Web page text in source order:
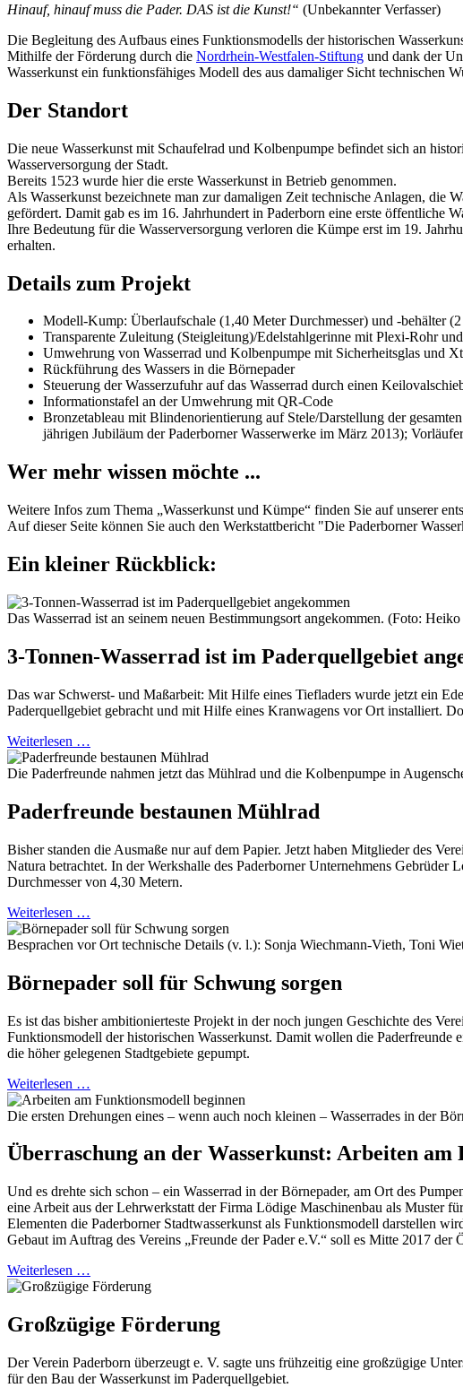
Hinauf, hinauf muss die Pader. DAS ist die Kunst!“ (Unbekannter Verfasser)
Die Begleitung des Aufbaus eines Funktionsmodells der historischen
Mithilfe der Förderung durch die Nordrhein-Westfalen-Stiftung und dank der
Wasserkunst ein funktionsfähiges Modell des aus damaliger Sicht technischen
Der Standort
Die neue Wasserkunst mit Schaufelrad und Kolbenpumpe befindet sich an
Wasserversorgung der Stadt.
Bereits 1523 wurde hier die erste Wasserkunst in Betrieb genommen.
Als Wasserkunst bezeichnete man zur damaligen Zeit technische Anlagen, die
gefördert. Damit gab es im 16. Jahrhundert in Paderborn eine erste öffentliche
Ihre Bedeutung für die Wasserversorgung verloren die Kümpe erst im 19.
erhalten.
Details zum Projekt
Modell-Kump: Überlaufschale (1,40 Meter Durchmesser) und -behälter
Transparente Zuleitung (Steigleitung)/Edelstahlgerinne mit Plexi-Rohr
Umwehrung von Wasserrad und Kolbenpumpe mit Sicherheitsglas und
Rückführung des Wassers in die Börnepader
Steuerung der Wasserzufuhr auf das Wasserrad durch einen
Informationstafel an der Umwehrung mit QR-Code
Bronzetableau mit Blindenorientierung auf Stele/Darstellung der
jährigen Jubiläum der Paderborner Wasserwerke im März 2013);
Wer mehr wissen möchte ...
Weitere Infos zum Thema „Wasserkunst und Kümpe“ finden Sie auf unserer
Auf dieser Seite können Sie auch den Werkstattbericht "Die Paderborner
Ein kleiner Rückblick:
Das Wasserrad ist an seinem neuen Bestimmungsort angekommen. (Foto:
3-Tonnen-Wasserrad ist im Paderquellgebiet
Das war Schwerst- und Maßarbeit: Mit Hilfe eines Tiefladers wurde jetzt ein
Paderquellgebiet gebracht und mit Hilfe eines Kranwagens vor Ort installiert.
Weiterlesen …
Die Paderfreunde nahmen jetzt das Mühlrad und die Kolbenpumpe in
Paderfreunde bestaunen Mühlrad
Bisher standen die Ausmaße nur auf dem Papier. Jetzt haben Mitglieder des
Natura betrachtet. In der Werkshalle des Paderborner Unternehmens
Durchmesser von 4,30 Metern.
Weiterlesen …
Besprachen vor Ort technische Details (v. l.): Sonja Wiechmann-Vieth, Toni
Börnepader soll für Schwung sorgen
Es ist das bisher ambitionierteste Projekt in der noch jungen Geschichte des
Funktionsmodell der historischen Wasserkunst. Damit wollen die Paderfreunde
die höher gelegenen Stadtgebiete gepumpt.
Weiterlesen …
Die ersten Drehungen eines – wenn auch noch kleinen – Wasserrades in der
Überraschung an der Wasserkunst: Arbeiten am
Und es drehte sich schon – ein Wasserrad in der Börnepader, am Ort des
eine Arbeit aus der Lehrwerkstatt der Firma Lödige Maschinenbau als Muster
Elementen die Paderborner Stadtwasserkunst als Funktionsmodell darstellen
Gebaut im Auftrag des Vereins „Freunde der Pader e.V.“ soll es Mitte 2017 der
Weiterlesen …
Großzügige Förderung
Der Verein Paderborn überzeugt e. V. sagte uns frühzeitig eine großzügige
für den Bau der Wasserkunst im Paderquellgebiet.